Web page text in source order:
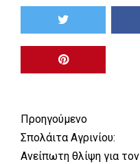
Προηγούμενο
Σπολάιτα Αγρινίου:
Ανείπωτη θλίψη για τον